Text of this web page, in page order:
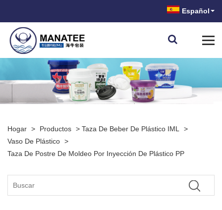
Español
Hogar > Productos > Taza De Beber De Plástico IML >
Vaso De Plástico >
Taza De Postre De Moldeo Por Inyección De Plástico PP